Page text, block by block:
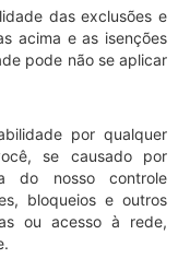
das exclusões e
acima e as isenções
pode não se aplicar
por qualquer
se causado por
do nosso controle
bloqueios e outros
ou acesso à rede,